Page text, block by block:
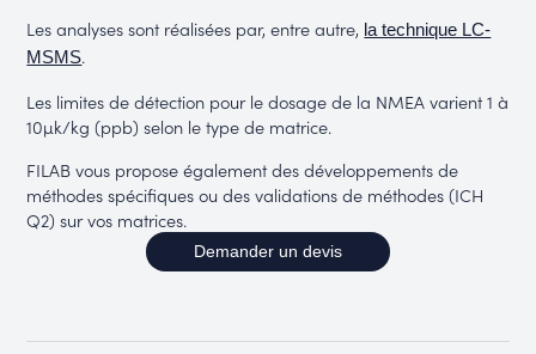
Les analyses sont réalisées par, entre autre, la technique LC-
MSMS.
Les limites de détection pour le dosage de la NMEA varient 1 à
10µk/kg (ppb) selon le type de matrice.
FILAB vous propose également des développements de
méthodes spécifiques ou des validations de méthodes (ICH
Q2) sur vos matrices.
Demander un devis